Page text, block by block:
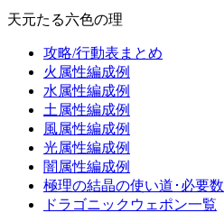
天元たる六色の理
攻略/行動表まとめ
火属性編成例
水属性編成例
土属性編成例
風属性編成例
光属性編成例
闇属性編成例
極理の結晶の使い道･必要数
ドラゴニックウェポン一覧